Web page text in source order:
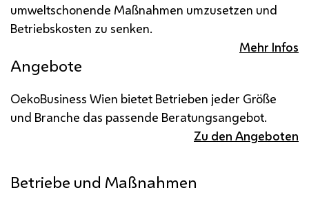
umweltschonende Maßnahmen umzusetzen und
Betriebskosten zu senken.
Mehr Infos
Angebote
OekoBusiness Wien bietet Betrieben jeder Größe
und Branche das passende Beratungsangebot.
Zu den Angeboten
Betriebe und Maßnahmen